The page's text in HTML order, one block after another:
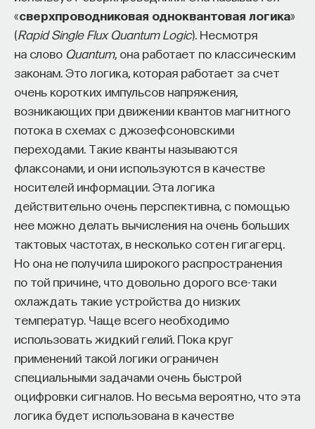
«сверхпроводниковая одноквантовая логика»
(Rapid Single Flux Quantum Logic). Несмотря
на слово Quantum, она работает по классическим
законам. Это логика, которая работает за счет
очень коротких импульсов напряжения,
возникающих при движении квантов магнитного
потока в схемах с джозефсоновскими
переходами. Такие кванты называются
флаксонами, и они используются в качестве
носителей информации. Эта логика
действительно очень перспективна, с помощью
нее можно делать вычисления на очень больших
тактовых частотах, в несколько сотен гигагерц.
Но она не получила широкого распространения
по той причине, что довольно дорого все-таки
охлаждать такие устройства до низких
температур. Чаще всего необходимо
использовать жидкий гелий. Пока круг
применений такой логики ограничен
специальными задачами очень быстрой
оцифровки сигналов. Но весьма вероятно, что эта
логика будет использована в качестве